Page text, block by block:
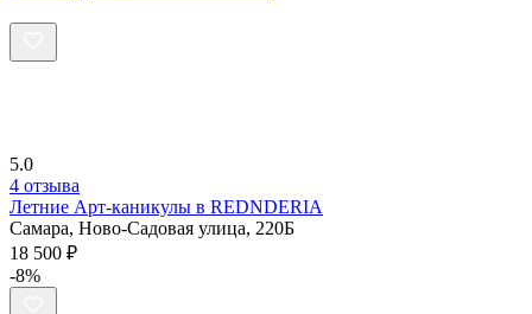
5.0
4 отзыва
Летние Арт-каникулы в REDNDERIA
Самара, Ново-Садовая улица, 220Б
18 500 ₽
-8%